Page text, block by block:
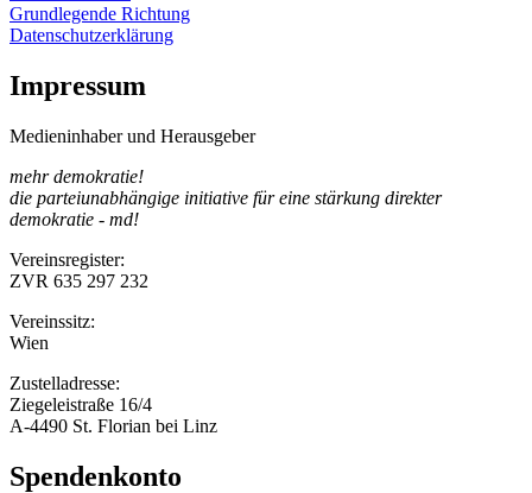
Grundlegende Richtung
Datenschutzerklärung
Impressum
Medieninhaber und Herausgeber
mehr demokratie!
die parteiunabhängige initiative für eine stärkung direkter
demokratie - md!
Vereinsregister:
ZVR 635 297 232
Vereinssitz:
Wien
Zustelladresse:
Ziegeleistraße 16/4
A-4490 St. Florian bei Linz
Spendenkonto